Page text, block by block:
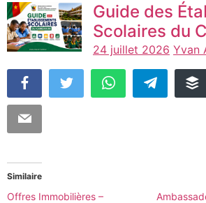
Guide des
Scolaires du
24 juillet 2026 Yvan
Similaire
Offres Immobilières –